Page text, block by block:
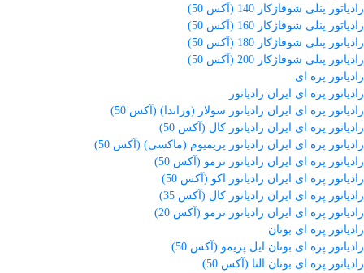
رادیاتور پنلی شوفاژکار 140 (آکس 50)
رادیاتور پنلی شوفاژکار 160 (آکس 50)
رادیاتور پنلی شوفاژکار 180 (آکس 50)
رادیاتور پنلی شوفاژکار 200 (آکس 50)
رادیاتور پره ای
رادیاتور پره ای ایران رادیاتور
رادیاتور پره ای ایران رادیاتور سولار (وراندا) (آکس 50)
رادیاتور پره ای ایران رادیاتور کال (آکس 50)
رادیاتور پره ای ایران رادیاتور پریمیوم (ماکسی) (آکس 50)
رادیاتور پره ای ایران رادیاتور ترمو (آکس 50)
رادیاتور پره ای ایران رادیاتور اکو (آکس 50)
رادیاتور پره ای ایران رادیاتور کال (آکس 35)
رادیاتور پره ای ایران رادیاتور ترمو (آکس 20)
رادیاتور پره ای بوتان
رادیاتور پره ای بوتان ایل پریمو (آکس 50)
رادیاتور پره ای بوتان النا (آکس 50)